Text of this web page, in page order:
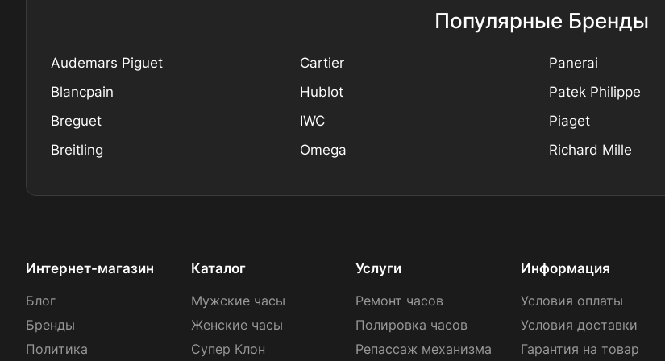
Популярные Бренды
Audemars Piguet
Blancpain
Breguet
Breitling
Cartier
Hublot
IWC
Omega
Panerai
Patek Philippe
Piaget
Richard Mille
Интернет-магазин
Блог
Бренды
Политика
Каталог
Мужские часы
Женские часы
Супер Клон
Услуги
Ремонт часов
Полировка часов
Репассаж механизма
Информация
Условия оплаты
Условия доставки
Гарантия на товар